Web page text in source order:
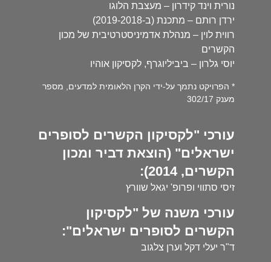
נורית וינד קידרון – מעצבת הלוגו
ירדן רותם – מתכנת (ב-2019-2018)
רווית לוין – מנהלת אדמיניסטרטיבית של מכון
הקשרים
יוסי גלרון – ביביליוגרף, לקסיקון אוהיו
* הפרויקט נתמך על-ידי הקרן הלאומית למדעים, מספר
מענק 302/17
עורכי "לקסיקון הקשרים לסופרים
ישראלים" (הוצאת דביר ומכון
הקשרים, 2014):
זיסי סתווי ופרופ' יגאל שוורץ
עורכי משנה של "לקסיקון
הקשרים לסופרים ישראלים":
ד"ר יעלי דקל וערן צלגוב